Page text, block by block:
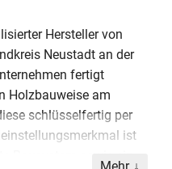
Hersteller von
Neustadt an der
fertigt
Holzbauweise am
schlüsselfertig per
ist